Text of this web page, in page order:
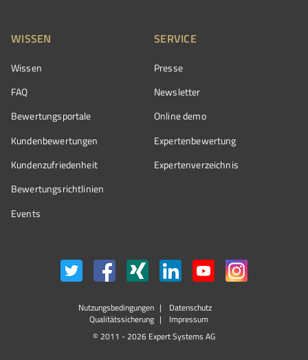
WISSEN
Wissen
FAQ
Bewertungsportale
Kundenbewertungen
Kundenzufriedenheit
Bewertungs­richtlinien
Events
SERVICE
Presse
Newsletter
Online demo
Expertenbewertung
Expertenverzeichnis
Nutzungsbedingungen
Datenschutz
Qualitätssicherung
Impressum
© 2011 - 2026 Expert Systems AG